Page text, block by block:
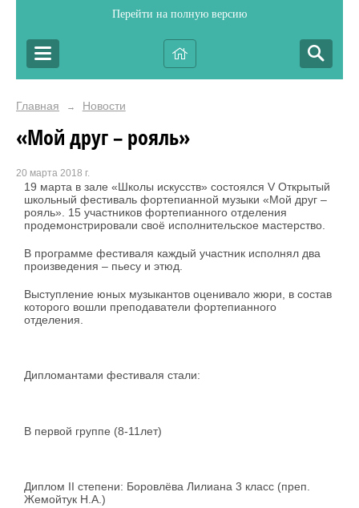
Перейти на полную версию
Главная → Новости
«Мой друг – рояль»
20 марта 2018 г.
19 марта в зале «Школы искусств» состоялся V Открытый
школьный фестиваль фортепианной музыки «Мой друг –
рояль». 15 участников фортепианного отделения
продемонстрировали своё исполнительское мастерство.
В программе фестиваля каждый участник исполнял два
произведения – пьесу и этюд.
Выступление юных музыкантов оценивало жюри, в состав
которого вошли преподаватели фортепианного
отделения.
Дипломантами фестиваля стали:
В первой группе (8-11лет)
Диплом II степени: Боровлёва Лилиана 3 класс (преп.
Жемойтук Н.А.)